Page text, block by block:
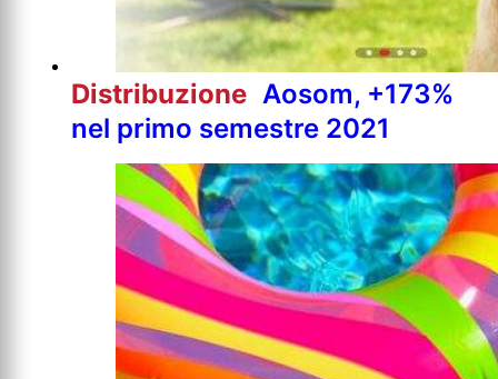
Distribuzione Aosom, +173%
nel primo semestre 2021